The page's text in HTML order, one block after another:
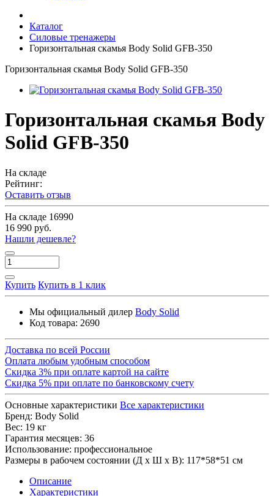
Каталог
Силовые тренажеры
Горизонтальная скамья Body Solid GFB-350
Горизонтальная скамья Body Solid GFB-350
Горизонтальная скамья Body
Solid GFB-350
На складе
Рейтинг:
Оставить отзыв
На складе 16990
16 990 руб.
Нашли дешевле?
Купить Купить в 1 клик
Мы официальный дилер Body Solid
Код товара: 2690
Доставка по всей России
Оплата любым удобным способом
Скидка 3% при оплате картой на сайте
Скидка 5% при оплате по банковскому счету
Основные характеристики Все характеристики
Бренд: Body Solid
Вес: 19 кг
Гарантия месяцев: 36
Использование: профессиональное
Размеры в рабочем состоянии (Д х Ш х В): 117*58*51 см
Описание
Характеристики